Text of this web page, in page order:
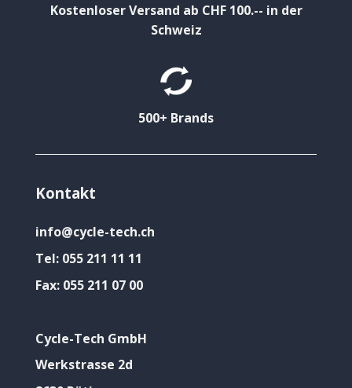
Kostenloser Versand ab CHF 100.-- in der
Schweiz
500+ Brands
Kontakt
info@cycle-tech.ch
Tel: 055 211 11 11
Fax: 055 211 07 00
Cycle-Tech GmbH
Werkstrasse 2d